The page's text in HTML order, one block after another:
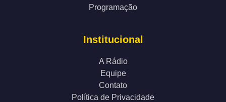
Programação
Institucional
A Rádio
Equipe
Contato
Política de Privacidade